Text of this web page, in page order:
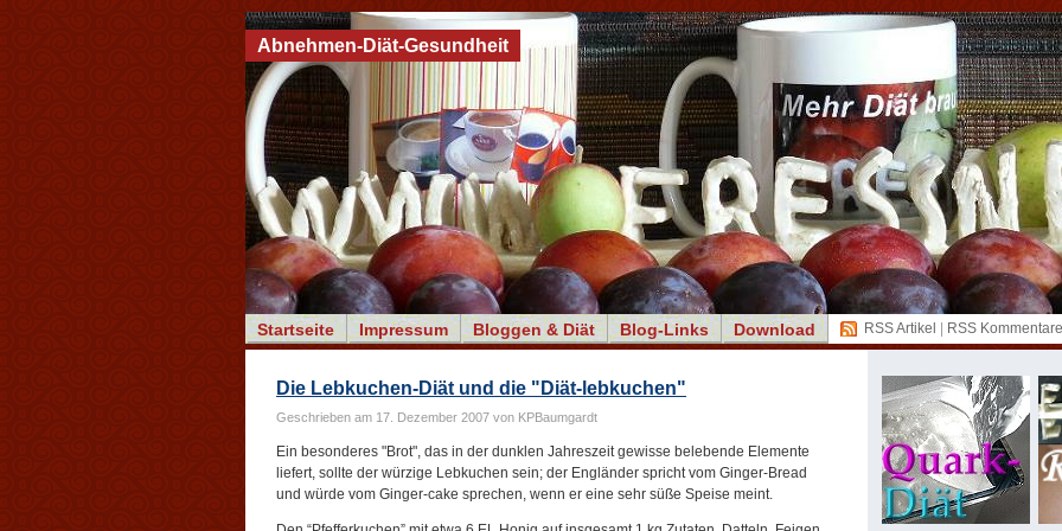
Startseite Impressum Bloggen & Diät Blog-Links Download RSS Artikel RSS Kommentare
Abnehmen-Diät-Gesundheit
Die Lebkuchen-Diät und die "Diät-lebkuchen"
Geschrieben am 17. Dezember 2007 von KPBaumgardt
Ein besonderes "Brot", das in der dunklen Jahreszeit gewisse belebende Elemente
liefert, sollte der würzige Lebkuchen sein; der Engländer spricht vom Ginger-Bread
und würde vom Ginger-cake sprechen, wenn er eine sehr süße Speise meint.